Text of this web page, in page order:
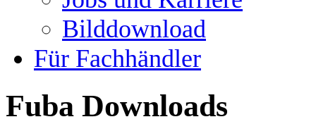
Bilddownload
Für Fachhändler
Fuba Downloads